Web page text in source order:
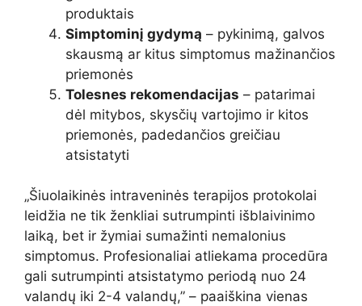
produktais
Simptominį gydymą – pykinimą, galvos
skausmą ar kitus simptomus mažinančios
priemonės
Tolesnes rekomendacijas – patarimai
dėl mitybos, skysčių vartojimo ir kitos
priemonės, padedančios greičiau
atsistatyti
„Šiuolaikinės intraveninės terapijos protokolai
leidžia ne tik ženkliai sutrumpinti išblaivinimo
laiką, bet ir žymiai sumažinti nemalonius
simptomus. Profesionaliai atliekama procedūra
gali sutrumpinti atsistatymo periodą nuo 24
valandų iki 2-4 valandų,” – paaiškina vienas